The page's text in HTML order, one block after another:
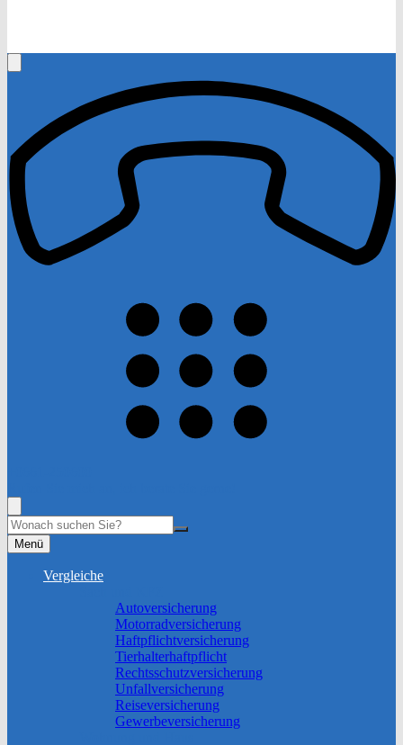
Suche
Menü
Vergleiche
Autoversicherung
Motorradversicherung
Haftpflichtversicherung
Tierhalterhaftpflicht
Rechtsschutzversicherung
Unfallversicherung
Reiseversicherung
Gewerbeversicherung